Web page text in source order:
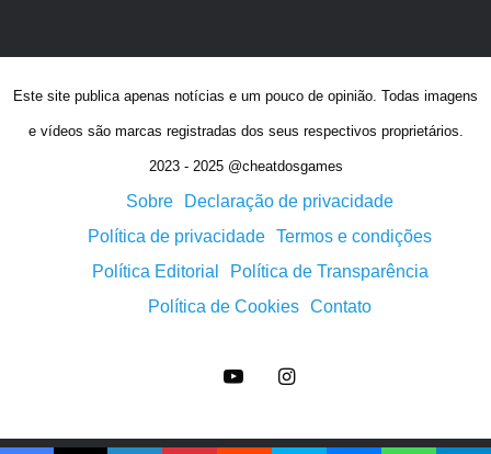
Este site publica apenas notícias e um pouco de opinião. Todas imagens
e vídeos são marcas registradas dos seus respectivos proprietários.
2023 - 2025 @cheatdosgames
Sobre
Declaração de privacidade
Política de privacidade Termos e condições
Política Editorial
Política de Transparência
Política de Cookies Contato
YouTubeInstagram